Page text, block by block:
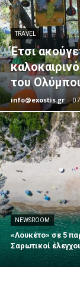
TRAVEL
Έτσι
του
info@exostis.gr -
NEWSROOM
«Λουκέτο» σε 5
Σαρωτικοί